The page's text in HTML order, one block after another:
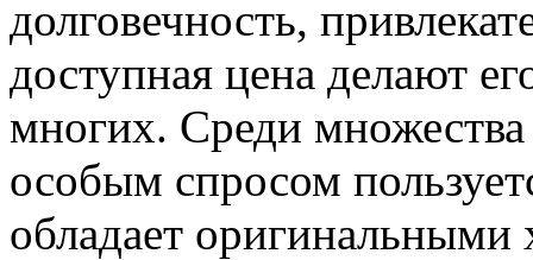
долговечность,
доступная цена делают
многих. Среди множества
особым спросом
обладает оригинальными